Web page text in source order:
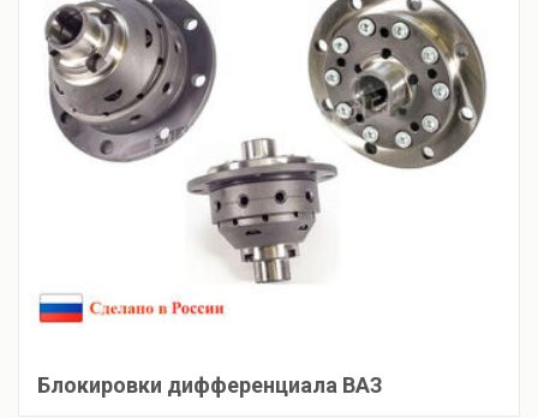
Блокировки дифференциала ВАЗ